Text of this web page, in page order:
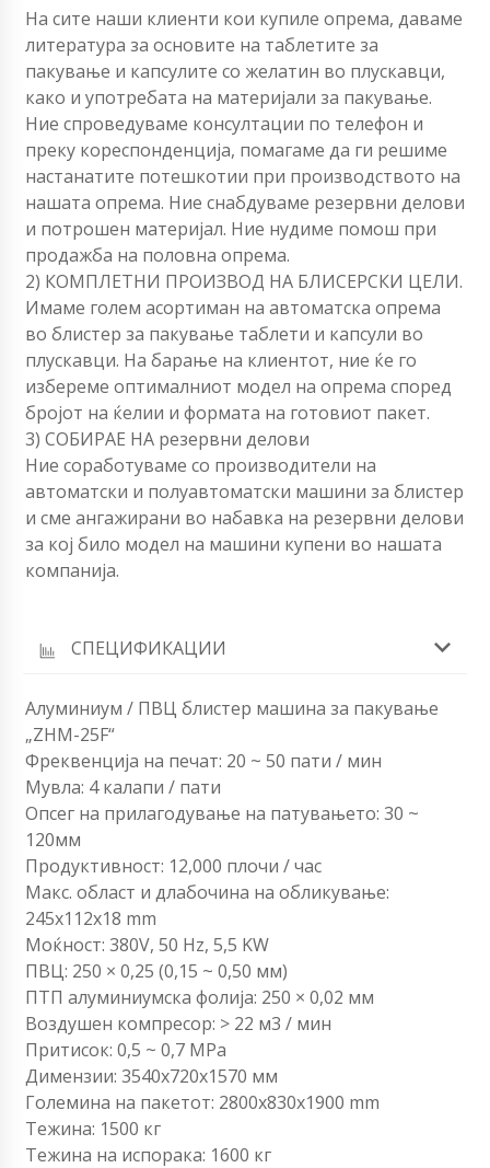
На сите наши клиенти кои купиле опрема, даваме
литература за основите на таблетите за
пакување и капсулите со желатин во плускавци,
како и употребата на материјали за пакување.
Ние спроведуваме консултации по телефон и
преку кореспонденција, помагаме да ги решиме
настанатите потешкотии при производството на
нашата опрема. Ние снабдуваме резервни делови
и потрошен материјал. Ние нудиме помош при
продажба на половна опрема.
2) КОМПЛЕТНИ ПРОИЗВОД НА БЛИСЕРСКИ ЦЕЛИ.
Имаме голем асортиман на автоматска опрема
во блистер за пакување таблети и капсули во
плускавци. На барање на клиентот, ние ќе го
избереме оптималниот модел на опрема според
бројот на ќелии и формата на готовиот пакет.
3) СОБИРАЕ НА резервни делови
Ние соработуваме со производители на
автоматски и полуавтоматски машини за блистер
и сме ангажирани во набавка на резервни делови
за кој било модел на машини купени во нашата
компанија.
СПЕЦИФИКАЦИИ
Алуминиум / ПВЦ блистер машина за пакување
„ZHM-25F“
Фреквенција на печат: 20 ~ 50 пати / мин
Мувла: 4 калапи / пати
Опсег на прилагодување на патувањето: 30 ~
120мм
Продуктивност: 12,000 плочи / час
Макс. област и длабочина на обликување:
245x112x18 mm
Моќност: 380V, 50 Hz, 5,5 KW
ПВЦ: 250 × 0,25 (0,15 ~ 0,50 мм)
ПТП алуминиумска фолија: 250 × 0,02 мм
Воздушен компресор: > 22 м3 / мин
Притисок: 0,5 ~ 0,7 MPa
Димензии: 3540х720х1570 мм
Големина на пакетот: 2800x830x1900 mm
Тежина: 1500 кг
Тежина на испорака: 1600 кг